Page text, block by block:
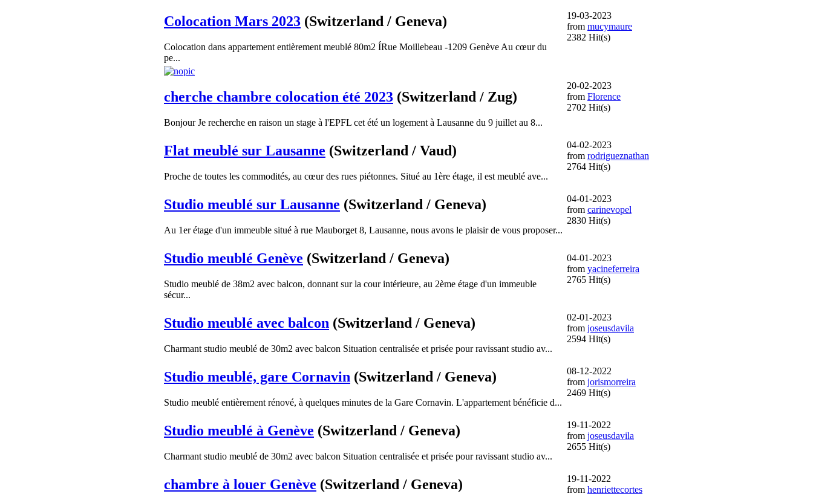
Colocation Mars 2023 (Switzerland / Geneva)
Colocation dans appartement entièrement meublé 80m2 ÍRue Moillebeau -1209 Genève Au cœur du
pe...
19-03-2023
from mucymaure
2382 Hit(s)
cherche chambre colocation été 2023 (Switzerland / Zug)
Bonjour Je recherche en raison un stage à l'EPFL cet été un logement à Lausanne du 9 juillet au 8...
20-02-2023
from Florence
2702 Hit(s)
Flat meublé sur Lausanne (Switzerland / Vaud)
Proche de toutes les commodités, au cœur des rues piétonnes. Situé au 1ère étage, il est meublé ave...
04-02-2023
from rodrigueznathan
2764 Hit(s)
Studio meublé sur Lausanne (Switzerland / Geneva)
Au 1er étage d'un immeuble situé à rue Mauborget 8, Lausanne, nous avons le plaisir de vous proposer...
04-01-2023
from carinevopel
2830 Hit(s)
Studio meublé Genève (Switzerland / Geneva)
Studio meublé de 38m2 avec balcon, donnant sur la cour intérieure, au 2ème étage d'un immeuble
sécur...
04-01-2023
from yacineferreira
2765 Hit(s)
Studio meublé avec balcon (Switzerland / Geneva)
Charmant studio meublé de 30m2 avec balcon Situation centralisée et prisée pour ravissant studio av...
02-01-2023
from joseusdavila
2594 Hit(s)
Studio meublé, gare Cornavin (Switzerland / Geneva)
Studio meublé entièrement rénové, à quelques minutes de la Gare Cornavin. L'appartement bénéficie d...
08-12-2022
from jorismorreira
2469 Hit(s)
Studio meublé à Genève (Switzerland / Geneva)
Charmant studio meublé de 30m2 avec balcon Situation centralisée et prisée pour ravissant studio av...
19-11-2022
from joseusdavila
2655 Hit(s)
chambre à louer Genève (Switzerland / Geneva)
19-11-2022
from henriettecortes